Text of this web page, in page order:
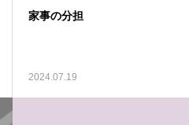
家事の分担
2024.07.19